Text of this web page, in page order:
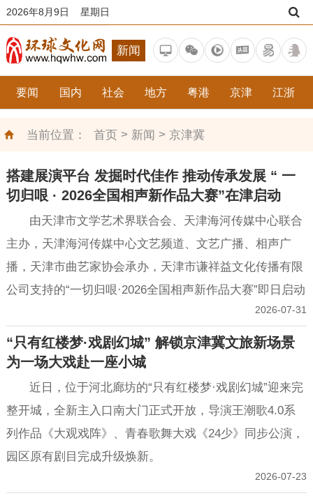
2026年8月9日 星期日
新闻
要闻 国内 社会 地方 粤港 京津 江浙
当前位置： 首页> 新闻 > 京津冀
搭建展演平台 发掘时代佳作 推动传承发展 “ 一
切归哏 · 2026全国相声新作品大赛”在津启动
由天津市文学艺术界联合会、天津海河传媒中心联合
主办，天津海河传媒中心文艺频道、文艺广播、相声广
播，天津市曲艺家协会承办，天津市谦祥益文化传播有限
公司支持的“一切归哏·2026全国相声新作品大赛”即日启动
2026-07-31
“只有红楼梦·戏剧幻城” 解锁京津冀文旅新场景
为一场大戏赴一座小城
近日，位于河北廊坊的“只有红楼梦·戏剧幻城”迎来完
整开城，全新主入口南大门正式开放，导演王潮歌4.0系
列作品《大观戏阵》、青春歌舞大戏《24少》同步公演，
园区原有剧目完成升级焕新。
2026-07-23